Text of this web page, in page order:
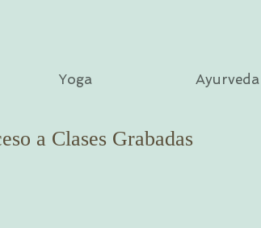
Yoga Ayurveda
a Clases Grabadas